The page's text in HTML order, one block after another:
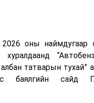
2026 оны
татварын тухай”
баялгийн сайд